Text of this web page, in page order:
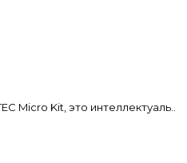
Micro Kit, это интеллектуаль..